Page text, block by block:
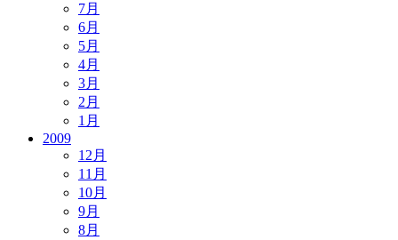
7月
6月
5月
4月
3月
2月
1月
2009
12月
11月
10月
9月
8月